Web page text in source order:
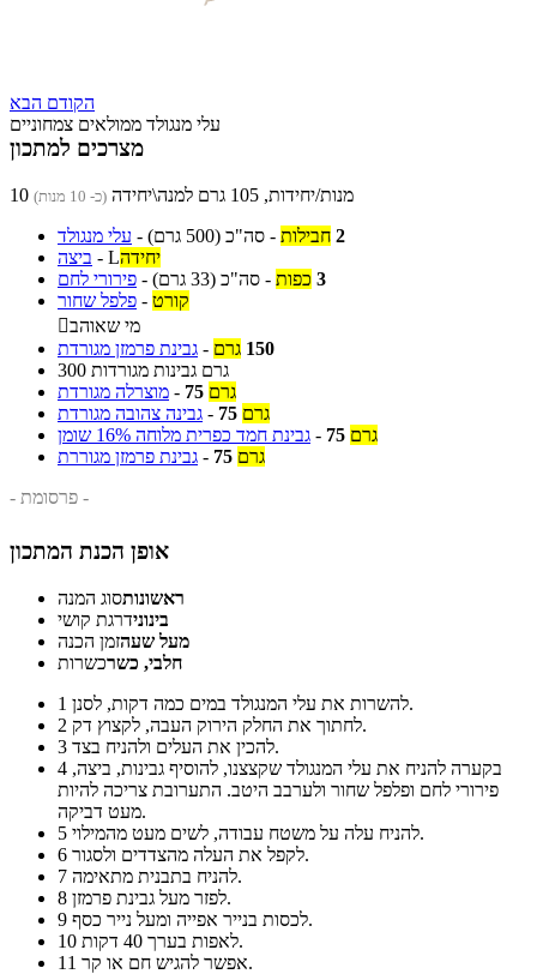
הקודם הבא
עלי מנגולד ממולאים צמחוניים
מצרכים למתכון
10 מנות/יחידות, 105 גרם למנה\יחידה (כ- 10 מנות)
עלי מנגולד - 2 חבילות - סה"כ (500 גרם)
ביצה - יחידהL
פירורי לחם - 3 כפות - סה"כ (33 גרם)
פלפל שחור - קורט
מי שאוהב
גבינת פרמזן מגורדת - 150 גרם
300 גרם גבינות מגורדות
מוצרלה מגורדת - 75 גרם
גבינה צהובה מגורדת - 75 גרם
גבינת חמד כפרית מלוחה 16% שומן - 75 גרם
גבינת פרמזן מגוררת - 75 גרם
- פרסומת -
אופן הכנת המתכון
ראשונותסוג המנה
בינונידרגת קושי
מעל שעהזמן הכנה
חלבי, כשרכשרות
1
להשרות את עלי המנגולד במים כמה דקות, לסנן.
2
לחתוך את החלק הירוק העבה, לקצוץ דק.
3
להכין את העלים ולהניח בצד.
4
פירורי לחם ופלפל שחור ולערבב היטב. התערובת צריכה להיות
מעט דביקה.
5
להניח עלה על משטח עבודה, לשים מעט מהמילוי.
6
לקפל את העלה מהצדדים ולסגור.
7
להניח בתבנית מתאימה.
8
לפזר מעל גבינת פרמזן.
9
לכסות בנייר אפייה ומעל נייר כסף.
10
לאפות בערך 40 דקות.
11
אפשר להגיש חם או קר.